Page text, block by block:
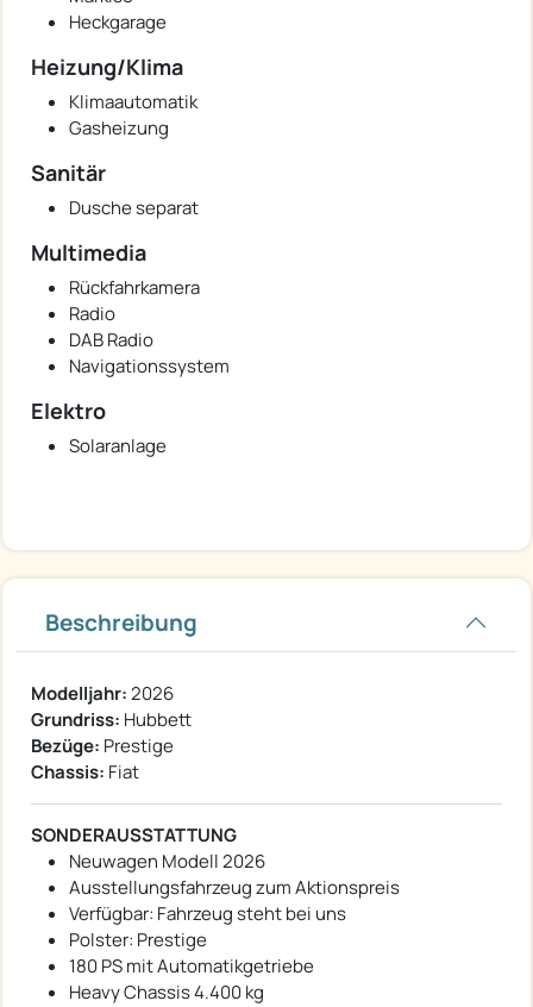
Heckgarage
Heizung/Klima
Klimaautomatik
Gasheizung
Sanitär
Dusche separat
Multimedia
Rückfahrkamera
Radio
DAB Radio
Navigationssystem
Elektro
Solaranlage
Beschreibung
Modelljahr:2026
Grundriss: Hubbett
Bezüge: Prestige
Chassis: Fiat
SONDERAUSSTATTUNG
Neuwagen Modell 2026
Ausstellungsfahrzeug zum Aktionspreis
Verfügbar: Fahrzeug steht bei uns
Polster: Prestige
180 PS mit Automatikgetriebe
Heavy Chassis 4.400 kg